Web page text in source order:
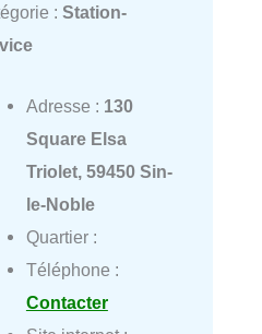
: Station-
Adresse : 130
Square Elsa
Triolet, 59450 Sin-
le-Noble
Quartier :
Téléphone :
Contacter